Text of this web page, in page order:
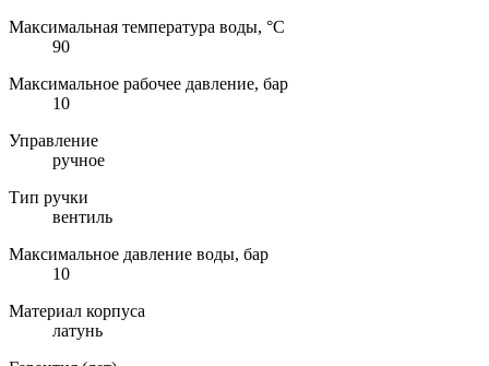
Максимальная температура воды, °C
90
Максимальное рабочее давление, бар
10
Управление
ручное
Тип ручки
вентиль
Максимальное давление воды, бар
10
Материал корпуса
латунь